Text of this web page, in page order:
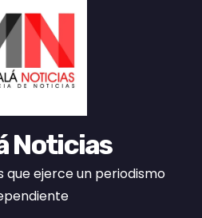
Noticias
que ejerce un periodismo